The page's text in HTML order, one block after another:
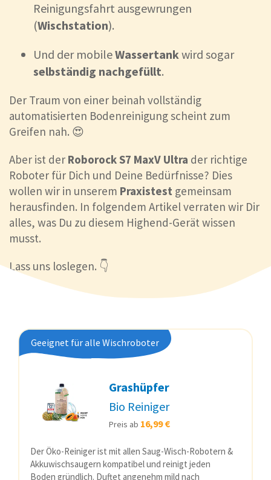
Reinigungsfahrt ausgewrungen
(Wischstation).
Und der mobileWassertankwird sogar
selbständig nachgefüllt.
Der Traum von einer beinah vollständig
automatisierten Bodenreinigung scheint zum
Greifen nah. 😍
Aber ist der Roborock S7 MaxV Ultra der richtige
Roboter für Dich und Deine Bedürfnisse? Dies
wollen wir in unserem Praxistest gemeinsam
herausfinden. In folgendem Artikel verraten wir Dir
alles, was Du zu diesem Highend-Gerät wissen
musst.
Lass uns loslegen. 👇
Geeignet für alle Wischroboter
Grashüpfer
Bio Reiniger
Preis ab 16,99 €
Der Öko-Reiniger ist mit allen Saug-Wisch-Robotern &
Akkuwischsaugern kompatibel und reinigt jeden
Boden gründlich. Duftet angenehm mild nach